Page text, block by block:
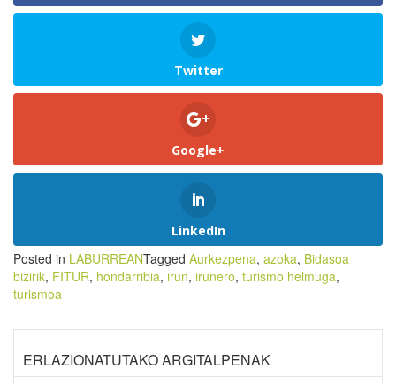
Twitter
Google+
LinkedIn
Posted in LABURREANTagged Aurkezpena, azoka, Bidasoa
bizirik, FITUR, hondarribia, irun, irunero, turismo helmuga,
turismoa
ERLAZIONATUTAKO ARGITALPENAK